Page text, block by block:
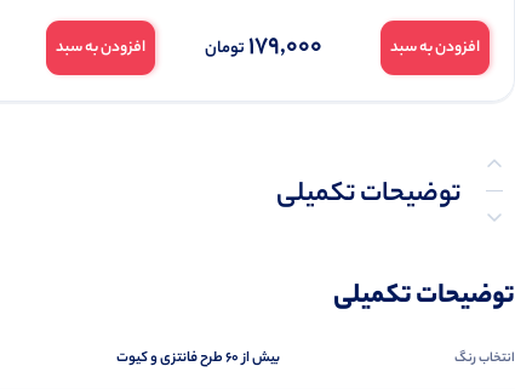
افزودن به سبد 179,000تومان افزودن به سبد
توضیحات تکمیلی
توضیحات تکمیلی
انتخاب رنگ بیش از ۶۰ طرح فانتزی و کیوت